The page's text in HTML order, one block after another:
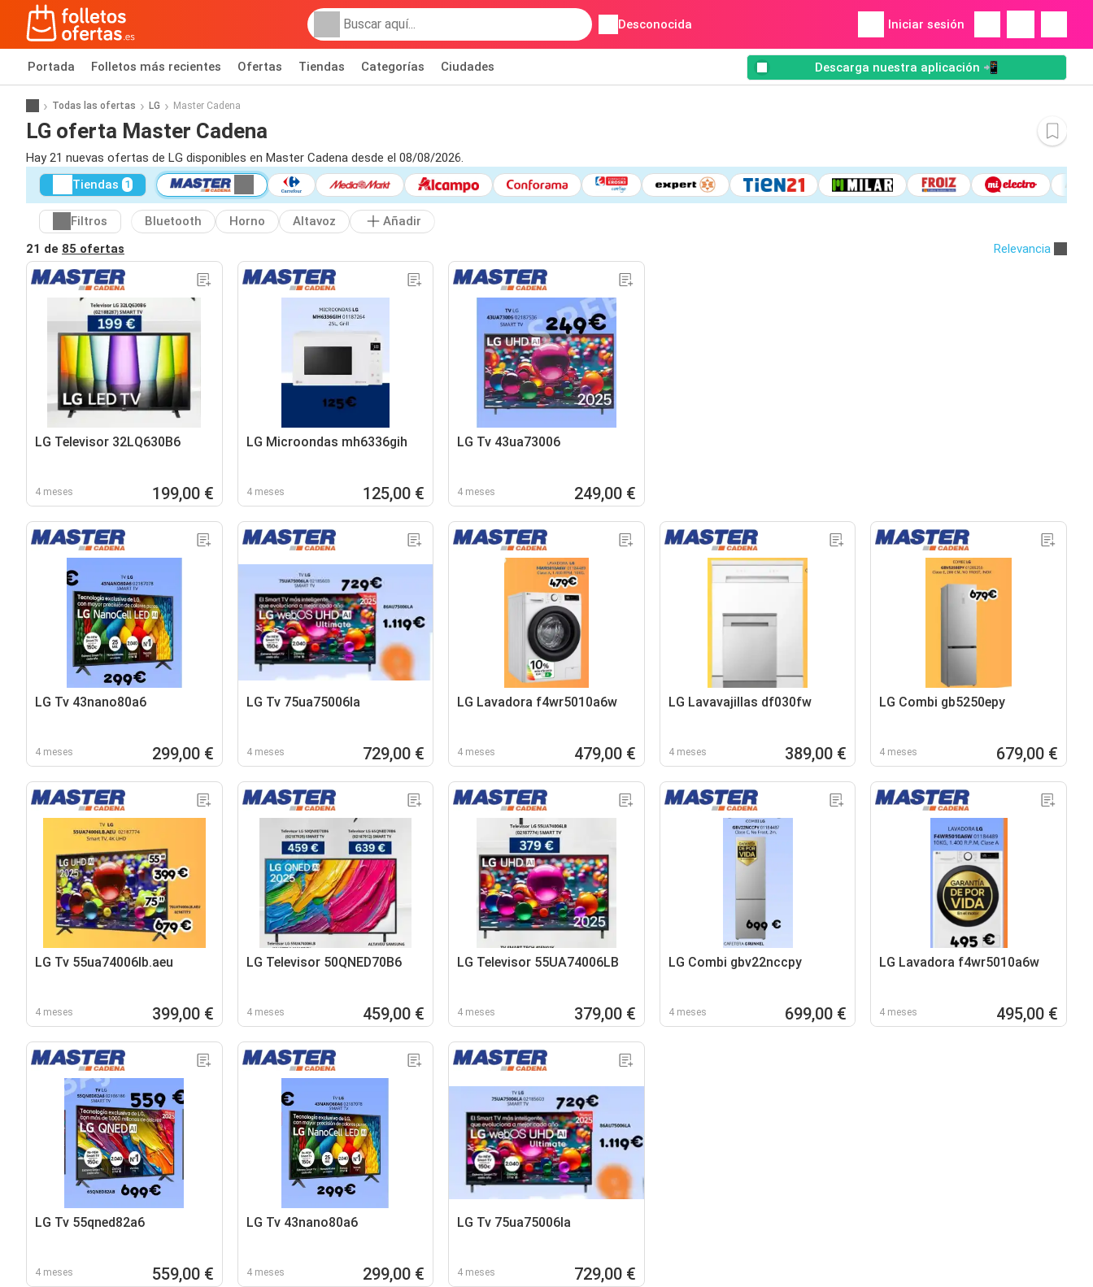
Desconocida Iniciar sesión
Portada Folletos más recientes Ofertas Tiendas Categorías Ciudades Descarga nuestra aplicación 📲
Todas las ofertas LG Master Cadena
LG oferta Master Cadena
Hay 21 nuevas ofertas de LG disponibles en Master Cadena desde el 08/08/2026.
Tiendas 1
Filtros Bluetooth Horno Altavoz
Añadir
21 de 85 ofertas Relevancia
LG Televisor 32LQ630B6
4 meses 199,00 €
LG Microondas mh6336gih
4 meses 125,00 €
LG Tv 43ua73006
4 meses 249,00 €
LG Tv 43nano80a6
4 meses 299,00 €
LG Tv 75ua75006la
4 meses 729,00 €
LG Lavadora f4wr5010a6w
4 meses 479,00 €
LG Lavavajillas df030fw
4 meses 389,00 €
LG Combi gb5250epy
4 meses 679,00 €
LG Tv 55ua74006lb.aeu
4 meses 399,00 €
LG Televisor 50QNED70B6
4 meses 459,00 €
LG Televisor 55UA74006LB
4 meses 379,00 €
LG Combi gbv22nccpy
4 meses 699,00 €
LG Lavadora f4wr5010a6w
4 meses 495,00 €
LG Tv 55qned82a6
4 meses 559,00 €
LG Tv 43nano80a6
4 meses 299,00 €
LG Tv 75ua75006la
4 meses 729,00 €